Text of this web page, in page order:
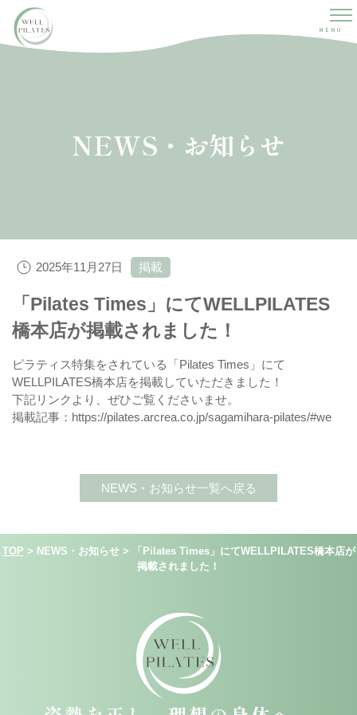
MENU
NEWS・お知らせ
2025年11月27日 掲載
「Pilates Times」にてWELLPILATES
橋本店が掲載されました！
ピラティス特集をされている「Pilates Times 」にて
WELLPILATES橋本店を掲載していただきました！
下記リンクより、ぜひご覧くださいませ。
掲載記事： https://pilates.arcrea.co.jp/sagamihara-pilates/#we
NEWS・お知らせ一覧へ戻る
TOP > NEWS・お知らせ>
「Pilates Times」にてWELLPILATES橋本店が
掲載されました！